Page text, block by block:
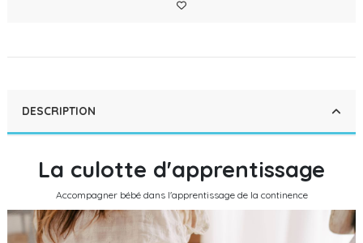
DESCRIPTION
La culotte d'apprentissage
Accompagner bébé dans l'apprentissage de la continence